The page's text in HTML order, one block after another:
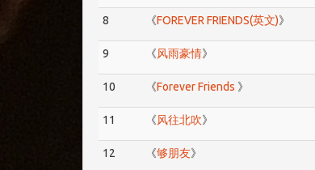
8 《FOREVER FRIENDS(英文)》
9 《风雨豪情》
10 《Forever Friends 》
11 《风往北吹》
12 《够朋友》